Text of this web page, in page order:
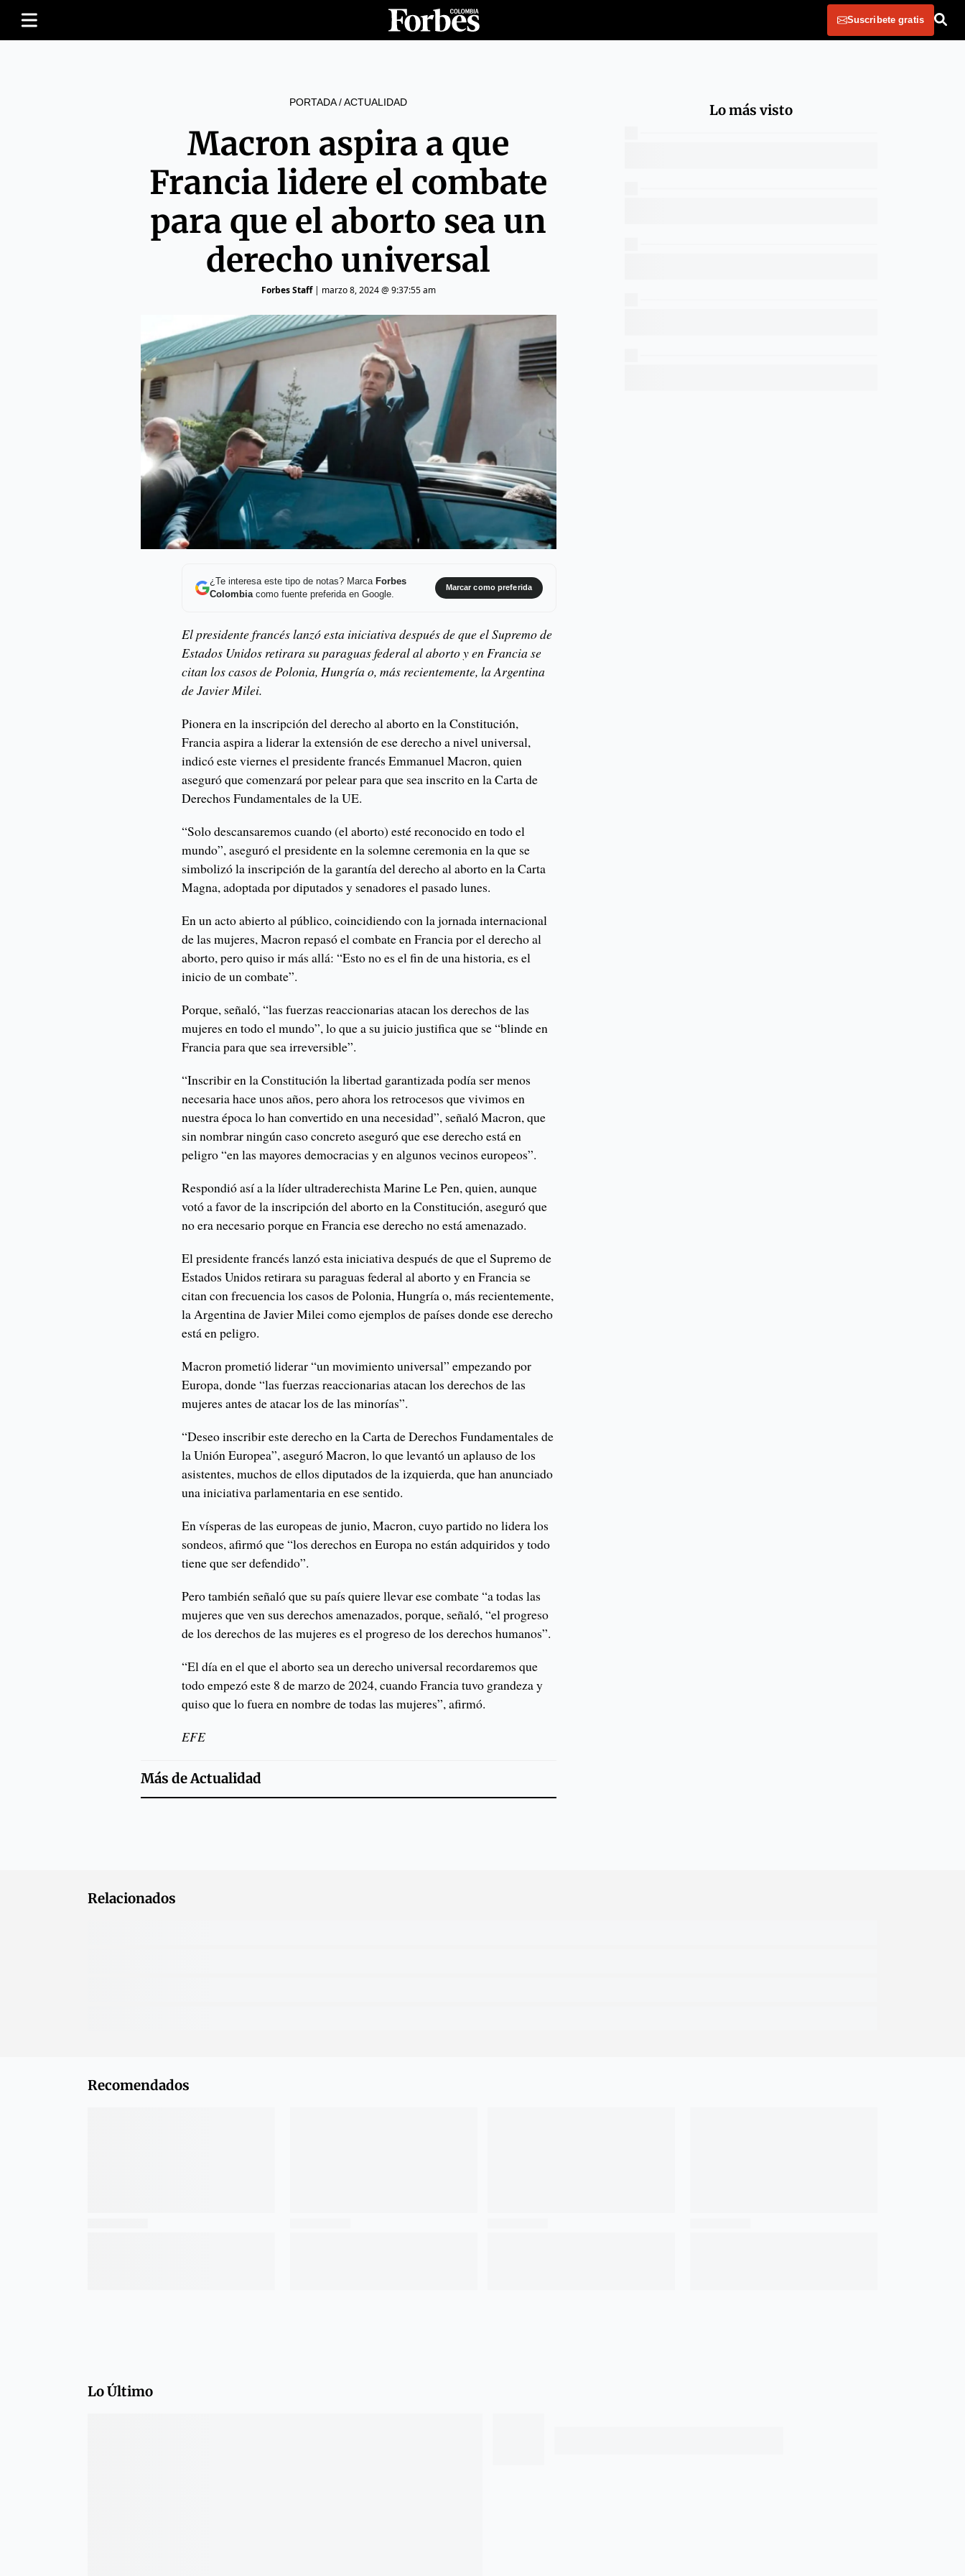
Suscribete gratis
PORTADA/ACTUALIDAD
Macron aspira a que
Francia lidere el combate
para que el aborto sea un
derecho universal
Forbes Staff| marzo 8, 2024 @ 9:37:55 am
¿Te interesa este tipo de notas? Marca Forbes
Colombiacomo fuente preferida en Google.
Marcar como preferida
El presidente francés lanzó esta iniciativa después de que el Supremo de
Estados Unidos retirara su paraguas federal al aborto y en Francia se
citan los casos de Polonia, Hungría o, más recientemente, la Argentina
de Javier Milei.
Pionera en la inscripción del derecho al aborto en la Constitución,
Francia aspira a liderar la extensión de ese derecho a nivel universal,
indicó este viernes el presidente francés Emmanuel Macron, quien
aseguró que comenzará por pelear para que sea inscrito en la Carta de
Derechos Fundamentales de la UE.
“Solo descansaremos cuando (el aborto) esté reconocido en todo el
mundo”, aseguró el presidente en la solemne ceremonia en la que se
simbolizó la inscripción de la garantía del derecho al aborto en la Carta
Magna, adoptada por diputados y senadores el pasado lunes.
En un acto abierto al público, coincidiendo con la jornada internacional
de las mujeres, Macron repasó el combate en Francia por el derecho al
aborto, pero quiso ir más allá: “Esto no es el fin de una historia, es el
inicio de un combate”.
Porque, señaló, “las fuerzas reaccionarias atacan los derechos de las
mujeres en todo el mundo”, lo que a su juicio justifica que se “blinde en
Francia para que sea irreversible”.
“Inscribir en la Constitución la libertad garantizada podía ser menos
necesaria hace unos años, pero ahora los retrocesos que vivimos en
nuestra época lo han convertido en una necesidad”, señaló Macron, que
sin nombrar ningún caso concreto aseguró que ese derecho está en
peligro “en las mayores democracias y en algunos vecinos europeos”.
Respondió así a la líder ultraderechista Marine Le Pen, quien, aunque
votó a favor de la inscripción del aborto en la Constitución, aseguró que
no era necesario porque en Francia ese derecho no está amenazado.
El presidente francés lanzó esta iniciativa después de que el Supremo de
Estados Unidos retirara su paraguas federal al aborto y en Francia se
citan con frecuencia los casos de Polonia, Hungría o, más recientemente,
la Argentina de Javier Milei como ejemplos de países donde ese derecho
está en peligro.
Macron prometió liderar “un movimiento universal” empezando por
Europa, donde “las fuerzas reaccionarias atacan los derechos de las
mujeres antes de atacar los de las minorías”.
“Deseo inscribir este derecho en la Carta de Derechos Fundamentales de
la Unión Europea”, aseguró Macron, lo que levantó un aplauso de los
asistentes, muchos de ellos diputados de la izquierda, que han anunciado
una iniciativa parlamentaria en ese sentido.
En vísperas de las europeas de junio, Macron, cuyo partido no lidera los
sondeos, afirmó que “los derechos en Europa no están adquiridos y todo
tiene que ser defendido”.
Pero también señaló que su país quiere llevar ese combate “a todas las
mujeres que ven sus derechos amenazados, porque, señaló, “el progreso
de los derechos de las mujeres es el progreso de los derechos humanos”.
“El día en el que el aborto sea un derecho universal recordaremos que
todo empezó este 8 de marzo de 2024, cuando Francia tuvo grandeza y
quiso que lo fuera en nombre de todas las mujeres”, afirmó.
EFE
Más deActualidad
Lo más visto
Relacionados
Recomendados
Lo Último